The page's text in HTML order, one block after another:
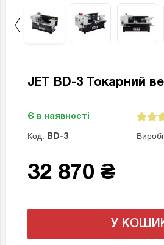
JET BD-3 Токарний
Є в наявності
Код: BD-3
32 870 ₴
У